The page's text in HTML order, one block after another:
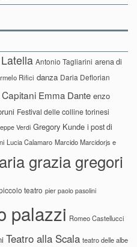
Antonio Tagliarini arena di
Rifici danza Daria Deflorian
Emma Dante enzo
Festival delle colline torinesi
Verdi Gregory Kunde i post di
Lucia Calamaro Marcido Marcidorjs e
grazia gregori
teatro pier paolo pasolini
palazzi Romeo Castellucci
Teatro alla Scala teatro delle albe